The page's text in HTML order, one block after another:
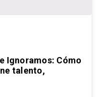
Ignoramos: Cómo
talento,